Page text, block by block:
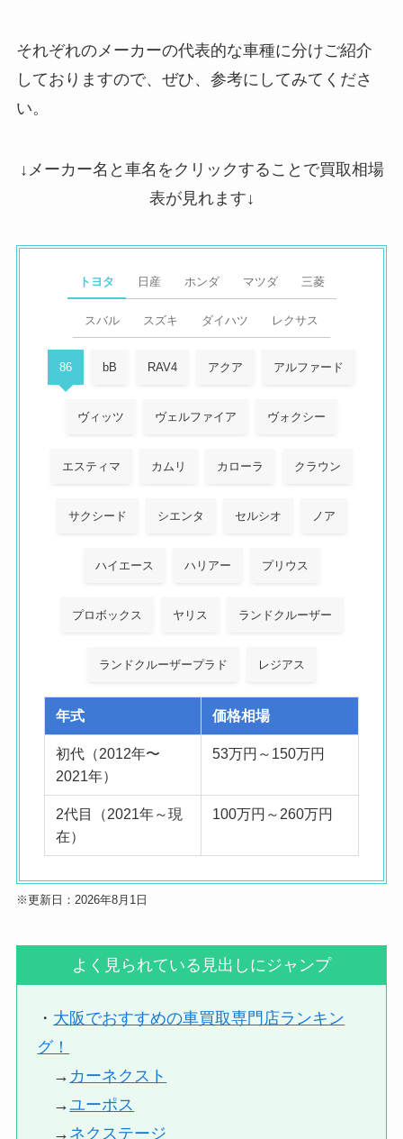
それぞれのメーカーの代表的な車種に分けご紹介
しておりますので、ぜひ、参考にしてみてくださ
い。
↓メーカー名と車名をクリックすることで買取相場
表が見れます↓
トヨタ 日産 ホンダ マツダ 三菱
スバル スズキ ダイハツ レクサス
86 bB RAV4 アクア アルファード
ヴィッツ ヴェルファイア ヴォクシー
エスティマ カムリ カローラ クラウン
サクシード シエンタ セルシオ ノア
ハイエース ハリアー プリウス
プロボックス ヤリス ランドクルーザー
ランドクルーザープラド レジアス
年式 価格相場
初代（2012年〜
2021年）
53万円～150万円
2代目（2021年～現
在）
100万円～260万円
※更新日：2026年8月1日
よく見られている見出しにジャンプ
・ 大阪でおすすめの車買取専門店ランキン
グ！
→ カーネクスト
→ユーポス
→ ネクステージ